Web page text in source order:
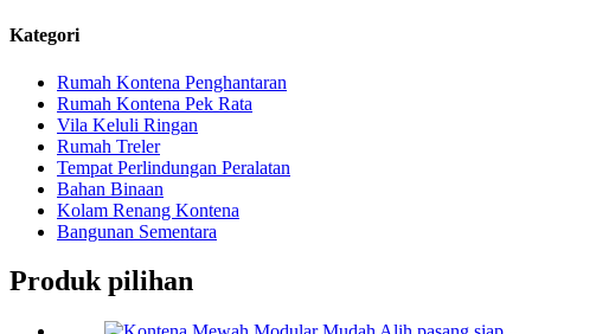
Kategori
Rumah Kontena Penghantaran
Rumah Kontena Pek Rata
Vila Keluli Ringan
Rumah Treler
Tempat Perlindungan Peralatan
Bahan Binaan
Kolam Renang Kontena
Bangunan Sementara
Produk pilihan